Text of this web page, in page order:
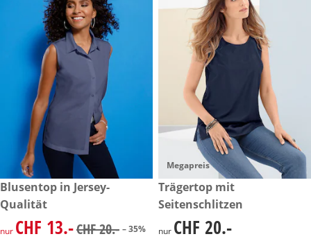
reduzierter Preis CHF 13.-, vorheriger Preis: CHF 20.-
-35%
Blusentop in Jersey-
Qualität
reduzierter Preis CHF 13.-, vorheriger Preis: CHF 20.-
nur CHF 13.-CHF 20.- – 35%
Megapreis
CHF 20.-
Trägertop mit
Seitenschlitzen
CHF 20.-
nur CHF 20.-